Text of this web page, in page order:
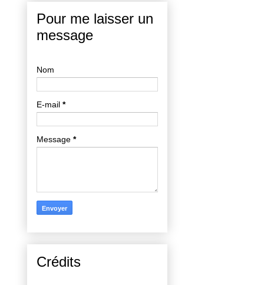
Pour me laisser un
message
Nom
E-mail *
Message *
Crédits